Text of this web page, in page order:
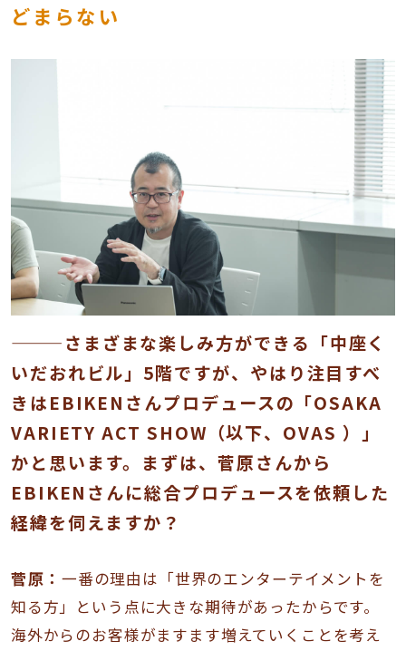
どまらない
———さまざまな楽しみ方ができる「中座く
いだおれビル」5階ですが、やはり注目すべ
きはEBIKENさんプロデュースの「OSAKA
VARIETY ACT SHOW（以下、OVAS ）」
かと思います。まずは、菅原さんから
EBIKENさんに総合プロデュースを依頼した
経緯を伺えますか？
菅原： 一番の理由は「世界のエンターテイメントを
知る方」という点に大きな期待があったからです。
海外からのお客様がますます増えていくことを考え